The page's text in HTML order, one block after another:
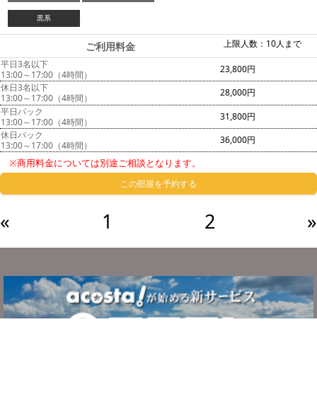
黒系
上限人数：10人まで
ご利用料金
平日3名以下
13:00～17:00（4時間）
23,800円
休日3名以下
13:00～17:00（4時間）
28,000円
平日パック
13:00～17:00（4時間）
31,800円
休日パック
13:00～17:00（4時間）
36,000円
※商用料金については別途ご相談となります。
この部屋を予約する
« 1 2 »